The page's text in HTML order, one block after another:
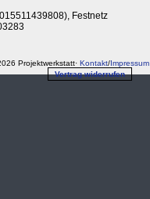
Festnetz
Projektwerkstatt· Kontakt/Impressum
Vertrag widerrufen